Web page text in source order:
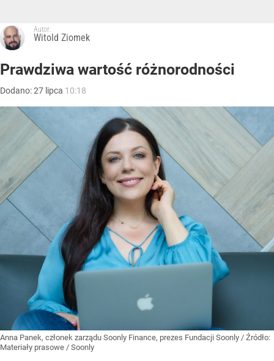
Autor:
Witold Ziomek
Prawdziwa wartość różnorodności
Dodano:27 lipca 10:18
Anna Panek, członek zarządu Soonly Finance, prezes Fundacji Soonly / Źródło:
Materiały prasowe / Soonly